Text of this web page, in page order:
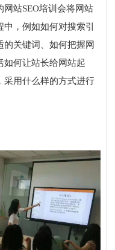
站SEO培训会将网站
，例如如何对搜索引
关键词、如何把握网
如何让站长给网站起
采用什么样的方式进行